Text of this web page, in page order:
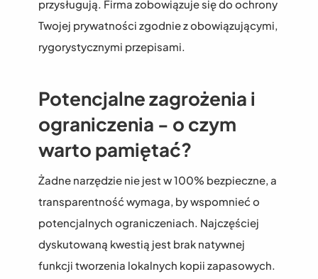
przysługują. Firma zobowiązuje się do ochrony
Twojej prywatności zgodnie z obowiązującymi,
rygorystycznymi przepisami.
Potencjalne zagrożenia i
ograniczenia - o czym
warto pamiętać?
Żadne narzędzie nie jest w 100% bezpieczne, a
transparentność wymaga, by wspomnieć o
potencjalnych ograniczeniach. Najczęściej
dyskutowaną kwestią jest brak natywnej
funkcji tworzenia lokalnych kopii zapasowych.